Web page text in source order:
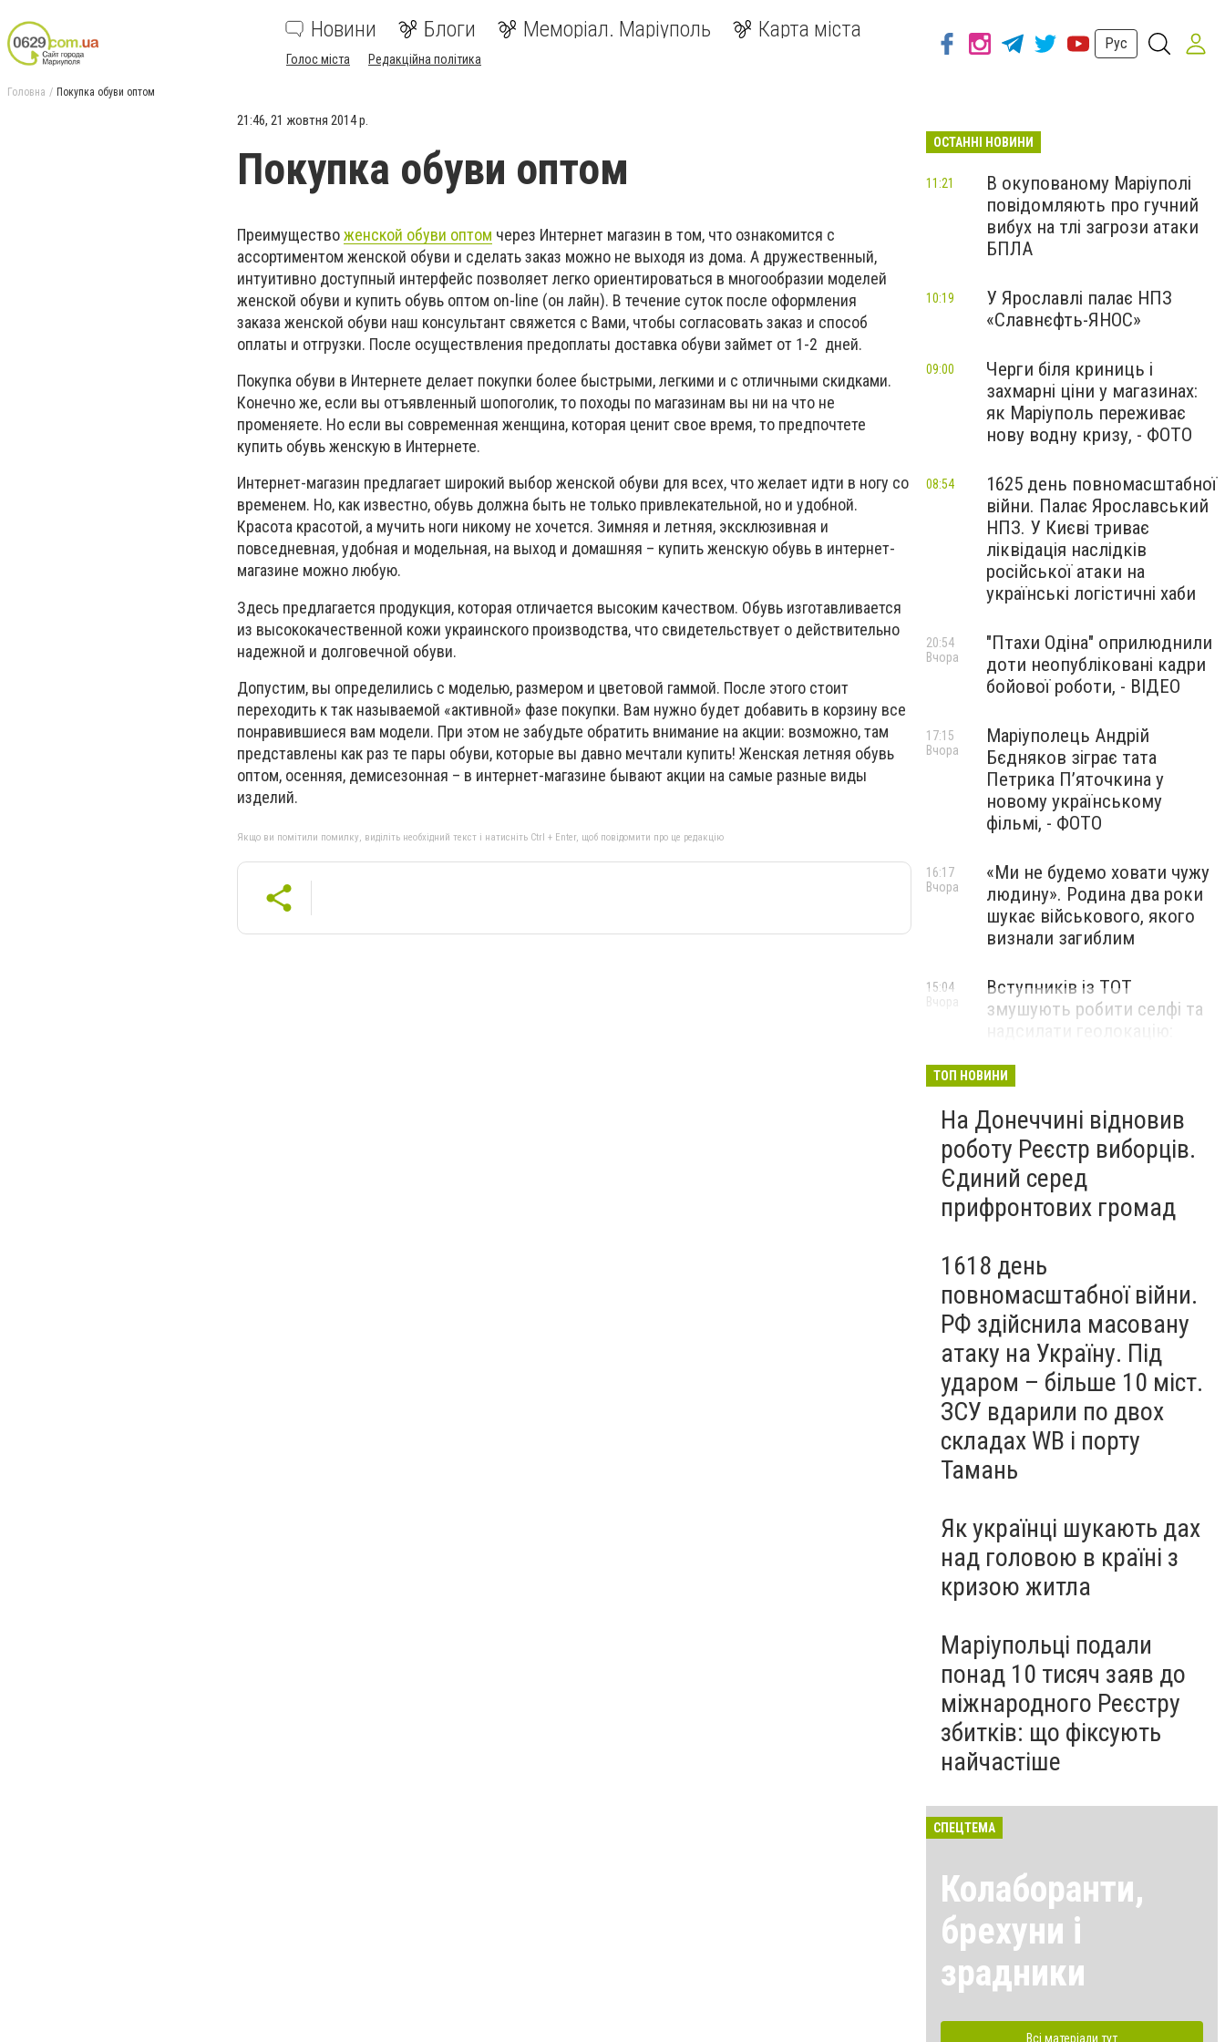
Новини Блоги Меморіал. Маріуполь Карта міста
Голос міста Редакційна політика
Рус
Головна Покупка обуви оптом
21:46, 21 жовтня 2014 р.
Покупка обуви оптом
Преимуществоженской обуви оптом через Интернет магазин в том, что ознакомится с
ассортиментом женской обуви и сделать заказ можно не выходя из дома. А дружественный,
интуитивно доступный интерфейс позволяет легко ориентироваться в многообразии моделей
женской обуви и купить обувь оптом on-line (он лайн). В течение суток после оформления
заказа женской обуви наш консультант свяжется с Вами, чтобы согласовать заказ и способ
оплаты и отгрузки. После осуществления предоплаты доставка обуви займет от 1-2 дней.
Покупка обуви в Интернете делает покупки более быстрыми, легкими и с отличными скидками.
Конечно же, если вы отъявленный шопоголик, то походы по магазинам вы ни на что не
променяете. Но если вы современная женщина, которая ценит свое время, то предпочтете
купить обувь женскую в Интернете.
Интернет-магазин предлагает широкий выбор женской обуви для всех, что желает идти в ногу со
временем. Но, как известно, обувь должна быть не только привлекательной, но и удобной.
Красота красотой, а мучить ноги никому не хочется. Зимняя и летняя, эксклюзивная и
повседневная, удобная и модельная, на выход и домашняя – купить женскую обувь в интернет-
магазине можно любую.
Здесь предлагается продукция, которая отличается высоким качеством. Обувь изготавливается
из высококачественной кожи украинского производства, что свидетельствует о действительно
надежной и долговечной обуви.
Допустим, вы определились с моделью, размером и цветовой гаммой. После этого стоит
переходить к так называемой «активной» фазе покупки. Вам нужно будет добавить в корзину все
понравившиеся вам модели. При этом не забудьте обратить внимание на акции: возможно, там
представлены как раз те пары обуви, которые вы давно мечтали купить! Женская летняя обувь
оптом, осенняя, демисезонная – в интернет-магазине бывают акции на самые разные виды
изделий.
Якщо ви помітили помилку, виділіть необхідний текст і натисніть Ctrl + Enter, щоб повідомити про це редакцію
ОСТАННІ НОВИНИ
В окупованому Маріуполі
повідомляють про гучний
вибух на тлі загрози атаки
БПЛА
11:21
У Ярославлі палає НПЗ
«Славнєфть-ЯНОС»
10:19
Черги біля криниць і
захмарні ціни у магазинах:
як Маріуполь переживає
нову водну кризу, - ФОТО
09:00
1625 день повномасштабної
війни. Палає Ярославський
НПЗ. У Києві триває
ліквідація наслідків
російської атаки на
українські логістичні хаби
08:54
"Птахи Одіна" оприлюднили
доти неопубліковані кадри
бойової роботи, - ВІДЕО
20:54
Вчора
Маріуполець Андрій
Бєдняков зіграє тата
Петрика П’яточкина у
новому українському
фільмі, - ФОТО
17:15
Вчора
«Ми не будемо ховати чужу
людину». Родина два роки
шукає військового, якого
визнали загиблим
16:17
Вчора
Вступників із ТОТ
змушують робити селфі та
до МОН
15:04
Вчора
ТОП НОВИНИ
На Донеччині відновив
роботу Реєстр виборців.
Єдиний серед
прифронтових громад
1618 день
повномасштабної війни.
РФ здійснила масовану
атаку на Україну. Під
ударом – більше 10 міст.
ЗСУ вдарили по двох
складах WB і порту
Тамань
Як українці шукають дах
над головою в країні з
кризою житла
Маріупольці подали
понад 10 тисяч заяв до
міжнародного Реєстру
збитків: що фіксують
найчастіше
СПЕЦТЕМА
Колаборанти,
брехуни і
зрадники
Всі матеріали тут